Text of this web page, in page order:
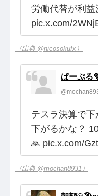
労働代替が利益
pic.x.com/
（出典 @nicosokufx）
ぱーぷる
テスラ決算で
下がるかな？
🙏 pic.x.com/
（出典 @mochan8931）